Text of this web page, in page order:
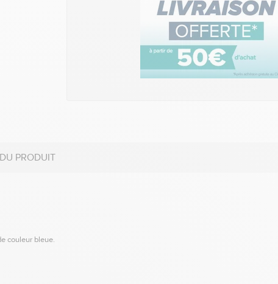
PRODUIT
couleur bleue.